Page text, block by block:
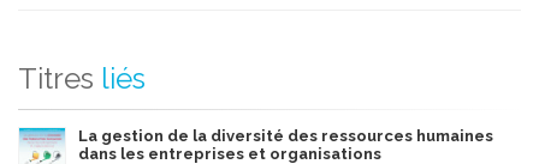
Titres liés
La gestion de la diversité des ressources humaines
dans les entreprises et organisations